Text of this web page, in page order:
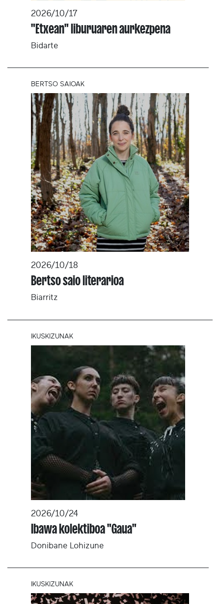
2026/10/17
"Etxean" liburuaren aurkezpena
Bidarte
BERTSO SAIOAK
2026/10/18
Bertso saio literarioa
Biarritz
IKUSKIZUNAK
2026/10/24
Ibawa kolektiboa "Gaua"
Donibane Lohizune
IKUSKIZUNAK